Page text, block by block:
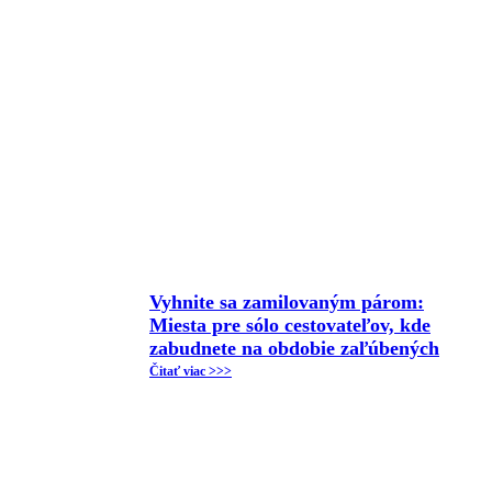
Vyhnite sa zamilovaným párom:
Miesta pre sólo cestovateľov, kde
zabudnete na obdobie zaľúbených
Čitať viac >>>